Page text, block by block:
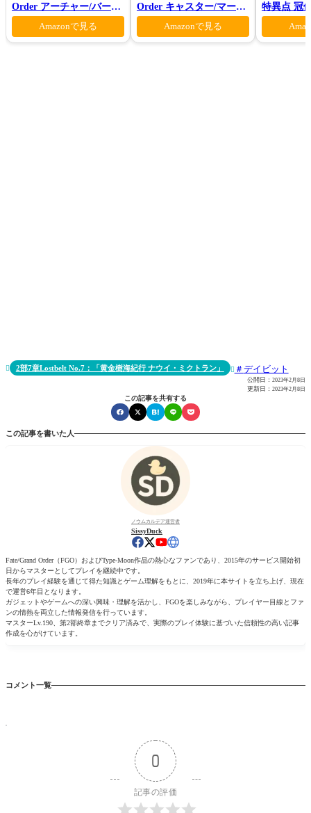
Order アーチャー/バーヴ
ァン シー
Amazonで見る
Order キャスター/マーリ
ン 花の魔術師Ver.
Amazonで見る
特異点 冠
モン-(完全
 2部7章Lostbelt No.7：「黄金樹海紀行 ナウイ・ミクトラン」  デイビット
公開日： 2023年2月8日
更新日： 2023年2月8日
この記事を共有する
この記事を書いた人
ノウムカルデア運営者
SissyDuck
Fate/Grand Order（FGO）およびType-Moon作品の熱心なファンであり、2015年のサービス開始初
日からマスターとしてプレイを継続中です。
長年のプレイ経験を通じて得た知識とゲーム理解をもとに、2019年に本サイトを立ち上げ、現在
で運営6年目となります。
ガジェットやゲームへの深い興味・理解を活かし、FGOを楽しみながら、プレイヤー目線とファ
ンの情熱を両立した情報発信を行っています。
マスターLv.190、第2部終章までクリア済みで、実際のプレイ体験に基づいた信頼性の高い記事
作成を心がけています。
コメント一覧
0
記事の評価